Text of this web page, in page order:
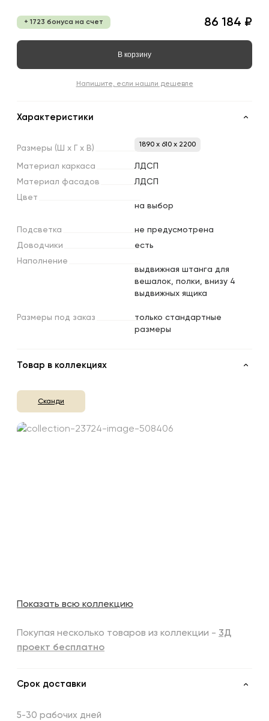
+ 1723 бонуса на счет 86 184 ₽
В корзину
Напишите, если нашли дешевле
Характеристики
Размеры (Ш х х В) 1890 x 610 x 2200
Материал каркаса
ЛДСП
Материал фасадов
ЛДСП
Цвет
на выбор
Подсветка
не предусмотрена
Доводчики
есть
Наполнение
выдвижная штанга для
вешалок, полки, внизу 4
выдвижных ящика
Размеры под заказ
только стандартные
размеры
Товар в коллекциях
Сканди
Показать всю коллекцию
Покупая несколько товаров из коллекции - 3Д
проект бесплатно
Срок доставки
5-30 рабочих дней